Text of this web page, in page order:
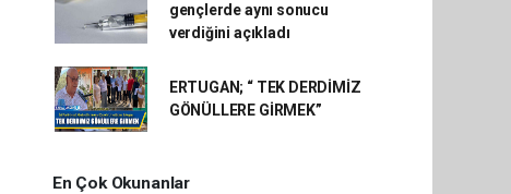
gençlerde aynı sonucu
verdiğini açıkladı
ERTUGAN; “ TEK DERDİMİZ
GÖNÜLLERE GİRMEK”
En Çok Okunanlar